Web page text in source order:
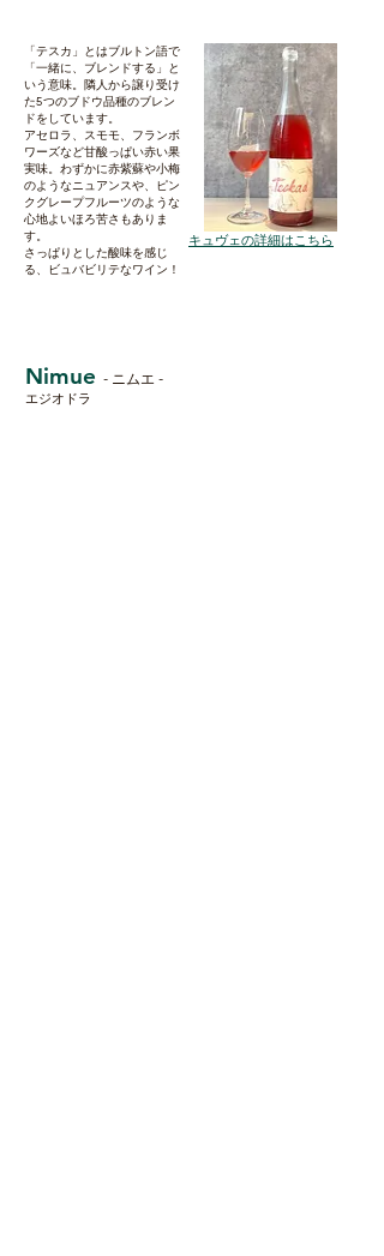
「テスカ」とはブルトン語で
「一緒に、ブレンドする」と
いう意味。隣人から譲り受け
た5つのブドウ品種のブレン
ドをしています。
アセロラ、スモモ、フランボ
ワーズなど甘酸っぱい赤い果
実味。わずかに赤紫蘇や小梅
のようなニュアンスや、ピン
クグレープフルーツのような
心地よいほろ苦さもありま
す。
​さっぱりとした酸味を感じ
る、ビュバビリテなワイン！
キュヴェの詳細はこちら
Nimue - ニムエ -
エジオドラ